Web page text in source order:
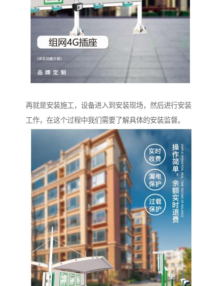
再就是安装施工，设备进入到安装现场，然后进行安装
工作，在这个过程中我们需要了解具体的安装监督。